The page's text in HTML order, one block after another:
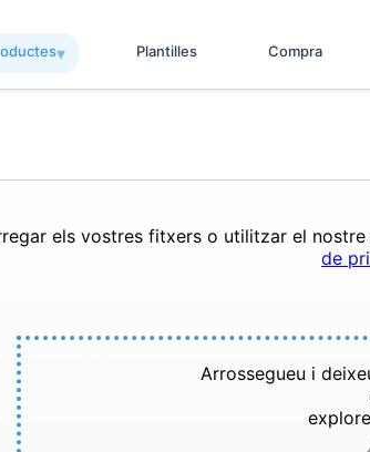
▾︎ Plantilles Compra
els vostres fitxers o utilitzar el
de
Arrossegueu i